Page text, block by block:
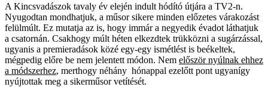
A Kincsvadászok tavaly év elején indult hódító útjára a TV2-n.
Nyugodtan mondhatjuk, a műsor sikere minden előzetes várakozást
felülmúlt. Ez mutatja az is, hogy immár a negyedik évadot láthatjuk
a csatornán. Csakhogy múlt héten elkezdtek trükközni a sugárzással,
ugyanis a premieradások közé egy-egy ismétlést is beékeltek,
mégpedig előre be nem jelentett módon. Nem először nyúlnak ehhez
a módszerhez, merthogy néhány hónappal ezelőtt pont ugyanígy
nyújtottak meg a sikerműsor vetítését.